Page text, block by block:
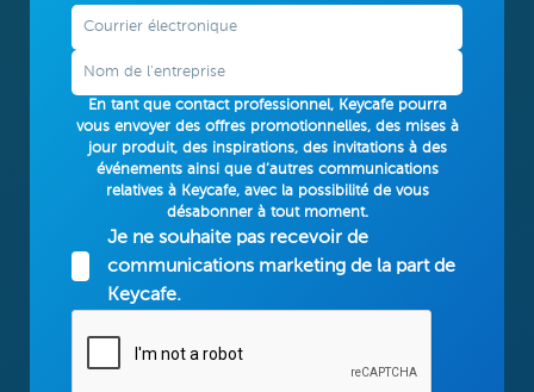
En tant que contact professionnel, Keycafe pourra
vous envoyer des offres promotionnelles, des mises à
jour produit, des inspirations, des invitations à des
événements ainsi que d’autres communications
relatives à Keycafe, avec la possibilité de vous
désabonner à tout moment.
Je ne souhaite pas recevoir de
communications marketing de la part de
Keycafe.